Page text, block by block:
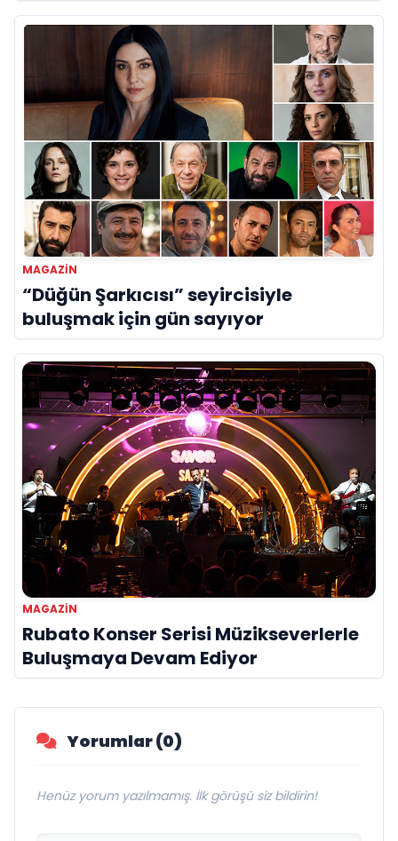
MAGAZIN
“Düğün Şarkıcısı” seyircisiyle
buluşmak için gün sayıyor
MAGAZIN
Rubato Konser Serisi Müzikseverlerle
Buluşmaya Devam Ediyor
Yorumlar (0)
Henüz yorum yazılmamış. İlk görüşü siz bildirin!